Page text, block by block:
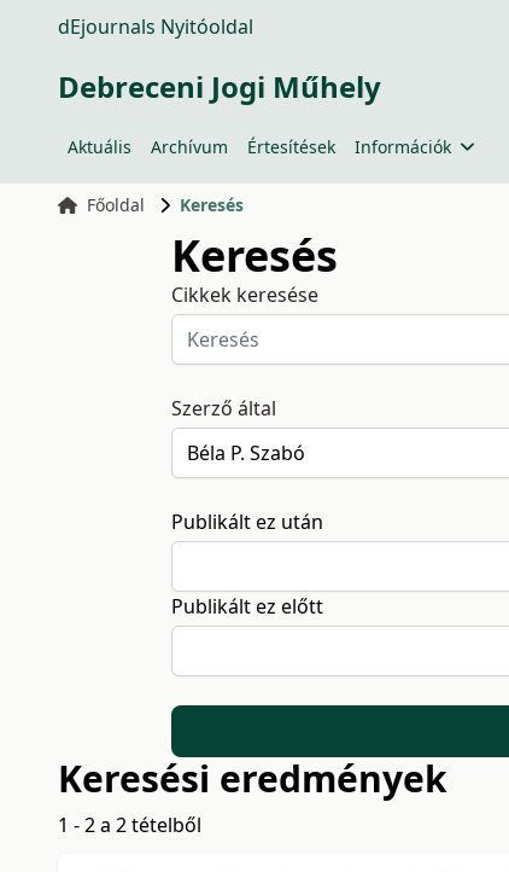
dEjournals Nyitóoldal
Debreceni Jogi Műhely
Aktuális Archívum Értesítések Információk
Főoldal Keresés
Keresés
Cikkek keresése
Szerző által
Publikált ez után
Publikált ez előtt
Keresési eredmények
1 - 2 a 2 tételből